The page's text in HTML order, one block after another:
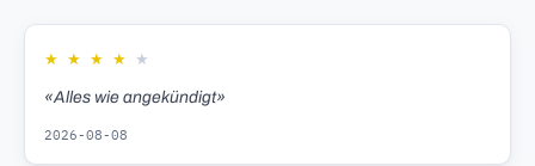
★ ★ ★ ★ ★
«Alles wie angekündigt»
2026-08-08